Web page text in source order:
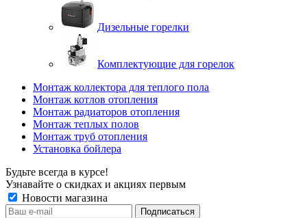
Дизельные горелки
Комплектующие для горелок
Монтаж коллектора для теплого пола
Монтаж котлов отопления
Монтаж радиаторов отопления
Монтаж теплых полов
Монтаж труб отопления
Установка бойлера
Будьте всегда в курсе!
Узнавайте о скидках и акциях первым
Новости магазина